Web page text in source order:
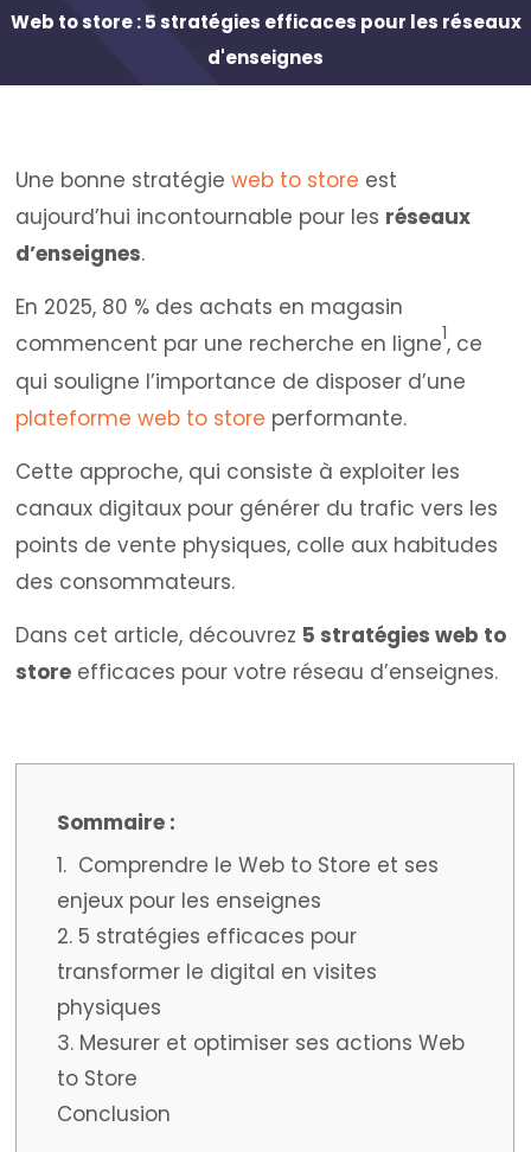
Web to store : 5 stratégies efficaces pour les réseaux
d'enseignes
Une bonne stratégieweb to store est
aujourd’hui incontournable pour les réseaux
d’enseignes.
En 2025, 80 % des achats en magasin
commencent par une recherche en ligne1, ce
qui souligne l’importance de disposer d’une
plateforme web to store performante.
Cette approche, qui consiste à exploiter les
canaux digitaux pour générer du trafic vers les
points de vente physiques, colle aux habitudes
des consommateurs.
Dans cet article, découvrez 5 stratégies web to
store efficaces pour votre réseau d’enseignes.
1. Comprendre le Web to Store et ses
enjeux pour les enseignes
2. 5 stratégies efficaces pour
transformer le digital en visites
physiques
3. Mesurer et optimiser ses actions Web
to Store
Conclusion